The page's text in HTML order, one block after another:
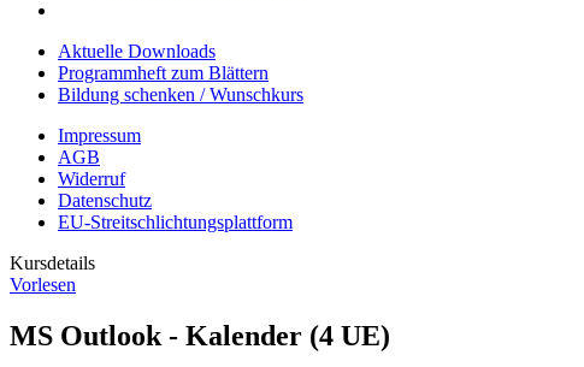
Aktuelle Downloads
Programmheft zum Blättern
Bildung schenken / Wunschkurs
Impressum
AGB
Widerruf
Datenschutz
EU-Streitschlichtungsplattform
Kursdetails
Vorlesen
MS Outlook - Kalender (4 UE)